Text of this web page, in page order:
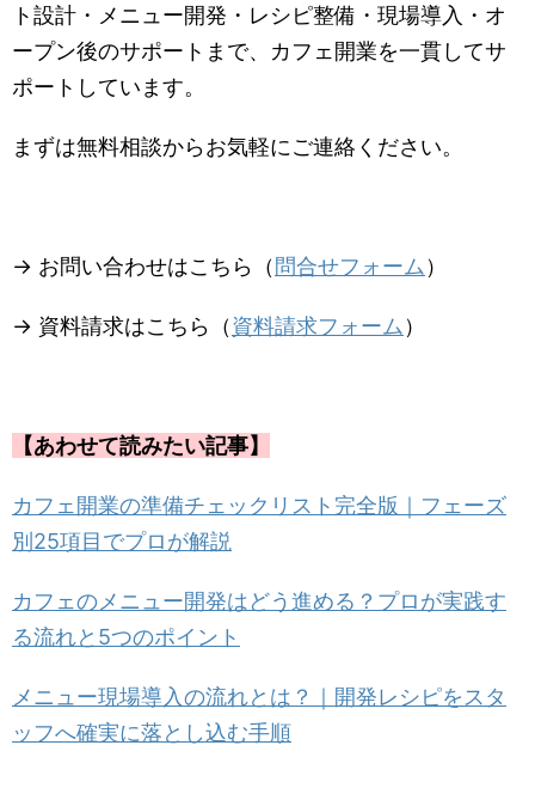
ト設計・メニュー開発・レシピ整備・現場導入・オ
ープン後のサポートまで、カフェ開業を一貫してサ
ポートしています。
まずは無料相談からお気軽にご連絡ください。
→ お問い合わせはこちら（問合せフォーム ）
→ 資料請求はこちら（資料請求フォーム ）
【あわせて読みたい記事】
カフェ開業の準備チェックリスト完全版｜フェーズ
別25項目でプロが解説
カフェのメニュー開発はどう進める？プロが実践す
る流れと5つのポイント
メニュー現場導入の流れとは？｜開発レシピをスタ
ッフへ確実に落とし込む手順